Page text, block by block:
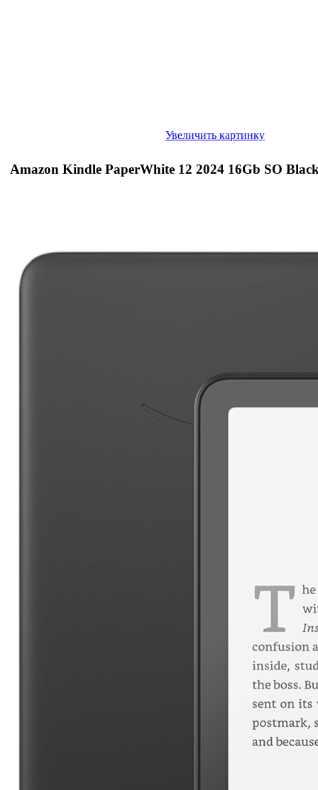
Увеличить картинку
Amazon Kindle PaperWhite 12 2024 16Gb SO